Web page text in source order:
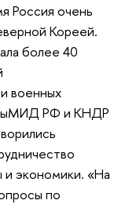
Россия очень
Кореей.
более 40
военных
РФ и КНДР
и экономики. «На
по